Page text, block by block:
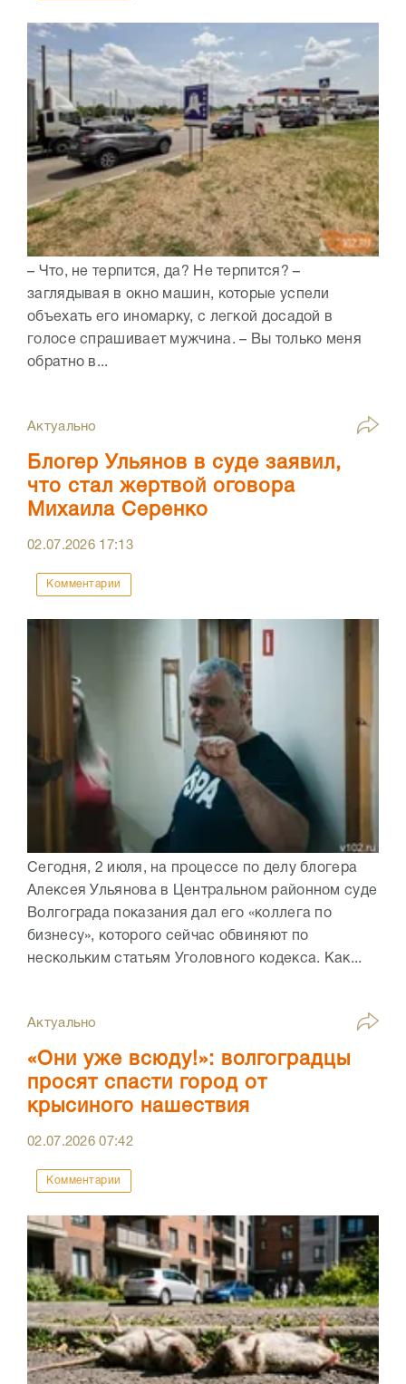
– Что, не терпится, да? Не терпится? –
заглядывая в окно машин, которые успели
объехать его иномарку, с легкой досадой в
голосе спрашивает мужчина. – Вы только меня
обратно в...
Актуально
Блогер Ульянов в суде заявил,
что стал жертвой оговора
Михаила Серенко
02.07.2026 17:13
Комментарии
Сегодня, 2 июля, на процессе по делу блогера
Алексея Ульянова в Центральном районном суде
Волгограда показания дал его «коллега по
бизнесу», которого сейчас обвиняют по
нескольким статьям Уголовного кодекса. Как...
Актуально
«Они уже всюду!»: волгоградцы
просят спасти город от
крысиного нашествия
02.07.202607:42
Комментарии